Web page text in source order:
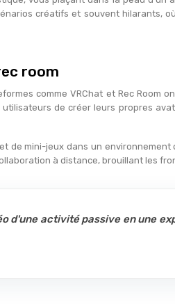
créatifs et souvent hilarants,
room
comme VRChat et Rec
de créer leurs propres
de mini-jeux dans un
à distance, brouillant les
d'une activité passive en une